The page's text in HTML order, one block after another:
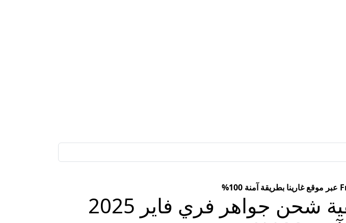
في ثواني خدلك 2420 جوهرة.. كيفية شحن جواهر فري فاير 2025